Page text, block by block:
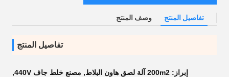
تفاصيل المنتج وصف المنتج
تفاصيل المنتج
إبراز: 200m2 آلة لصق هاون البلاط , مصنع خلط جاف 440V
,